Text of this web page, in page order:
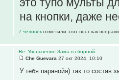
на кнопки, даже
7 человек отметили этот пост как
Re: Увольнение Зама в сборной.
Che Guevara 27 окт 2024, 10:10
У тебя паранойя) так то